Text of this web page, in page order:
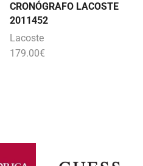
CRONÓGRAFO LACOSTE
2011452
Lacoste
179.00€